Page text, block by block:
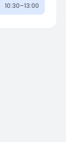
10:30–13:00